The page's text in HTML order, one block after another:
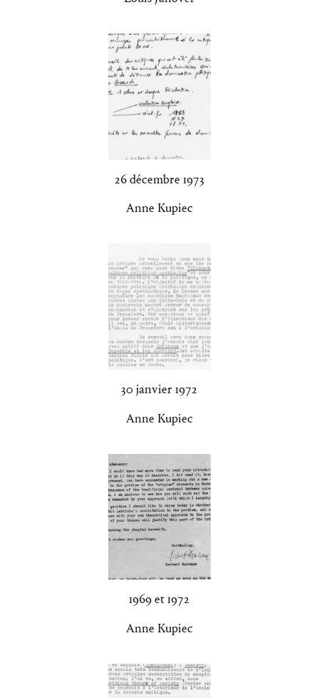
26 décembre 1973
Anne Kupiec
30 janvier 1972
Anne Kupiec
1969 et 1972
Anne Kupiec